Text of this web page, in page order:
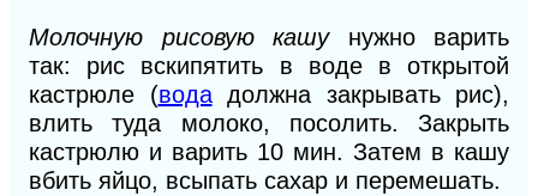
Молочную рисовую кашу нужно варить
так: рис вскипятить в воде в открытой
кастрюле (водадолжна закрывать рис),
влить туда молоко, посолить. Закрыть
кастрюлю и варить 10 мин. Затем в кашу
вбить яйцо, всыпать сахар и перемешать.